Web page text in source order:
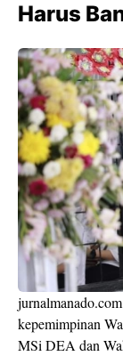
Harus
kepemimpinan
MSi DEA dan